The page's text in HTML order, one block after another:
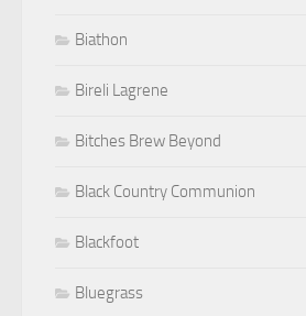
Biathon
Bireli Lagrene
Bitches Brew Beyond
Black Country Communion
Blackfoot
Bluegrass